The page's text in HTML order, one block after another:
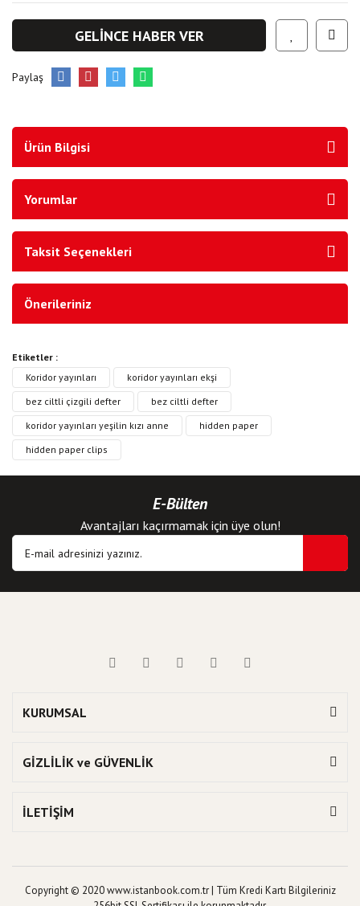
GELİNCE HABER VER
Paylaş
Ürün Bilgisi
Yorumlar
Taksit Seçenekleri
Önerileriniz
Etiketler :
Koridor yayınları
koridor yayınları ekşi
bez ciltli çizgili defter
bez ciltli defter
koridor yayınları yeşilin kızı anne
hidden paper
hidden paper clips
E-Bülten
Avantajları kaçırmamak için üye olun!
KURUMSAL
GİZLİLİK ve GÜVENLİK
İLETİŞİM
Copyright © 2020 www.istanbook.com.tr | Tüm Kredi Kartı Bilgileriniz